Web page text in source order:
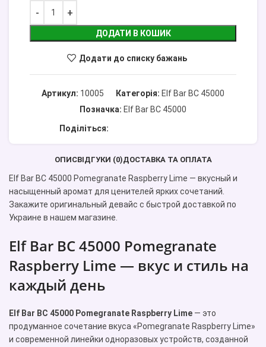
ДОДАТИ В КОШИК
Додати до списку бажань
Артикул: 10005 Категорія: Elf Bar BC 45000
Позначка: Elf Bar BC 45000
Поділіться:
ОПИСВІДГУКИ (0)ДОСТАВКА ТА ОПЛАТА
Elf Bar BC 45000 Pomegranate Raspberry Lime — вкусный и
насыщенный аромат для ценителей ярких сочетаний.
Закажите оригинальный девайс с быстрой доставкой по
Украине в нашем магазине.
Elf Bar BC 45000 Pomegranate
Raspberry Lime — вкус и стиль на
каждый день
Elf Bar BC 45000 Pomegranate Raspberry Lime — это
продуманное сочетание вкуса «Pomegranate Raspberry Lime»
и современной линейки одноразовых устройств, созданной